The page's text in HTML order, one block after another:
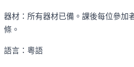
器材：所有器材已備。課後每位參加
條。
語言：粵語